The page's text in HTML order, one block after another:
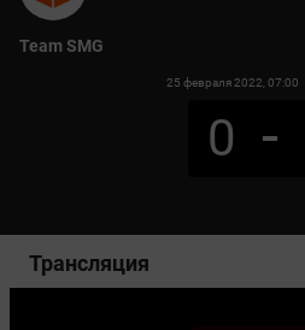
Team SMG
25 февраля 2022 , 07:00
0
Трансляция